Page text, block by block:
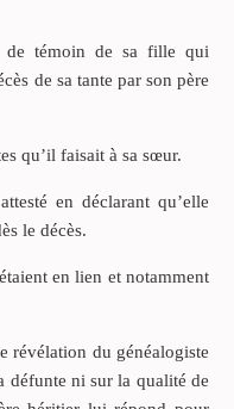
de témoin de sa fille qui
de sa tante par son père
qu’il faisait à sa sœur.
en déclarant qu’elle
le décès.
en lien et notamment
révélation du généalogiste
défunte ni sur la qualité de